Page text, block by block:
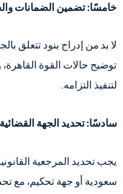
خامسًا: تضمين الضمانات
لا بد من إدراج بنود تتعلق
توضيح حالات القوة
لتنفيذ التزامه.
سادسًا: تحديد الجهة القضائية
يجب تحديد المرجعية
سعودية أو جهة تحكيم، مع